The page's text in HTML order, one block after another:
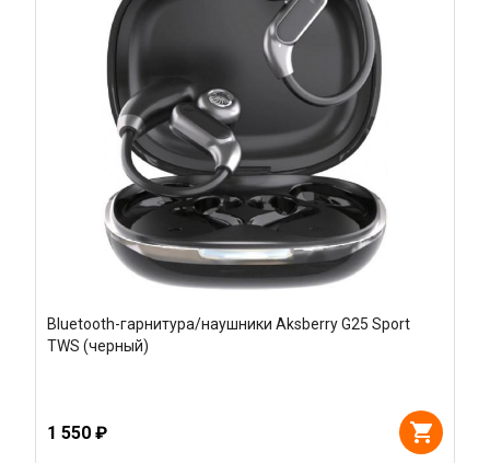
Bluetooth-гарнитура/наушники Aksberry G25 Sport
TWS (черный)
1 550 ₽